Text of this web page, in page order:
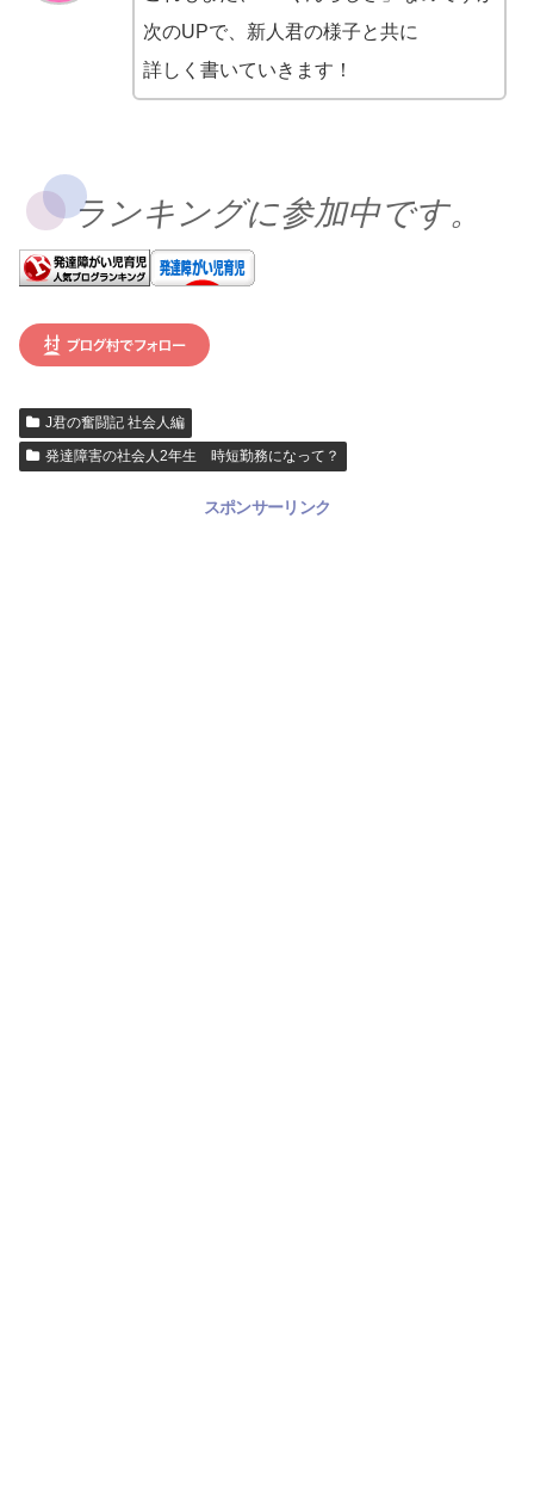
次のUPで、新人君の様子と共に
詳しく書いていきます！
ランキングに参加中です。
J君の奮闘記 社会人編
発達障害の社会人2年生 時短勤務になって？
スポンサーリンク